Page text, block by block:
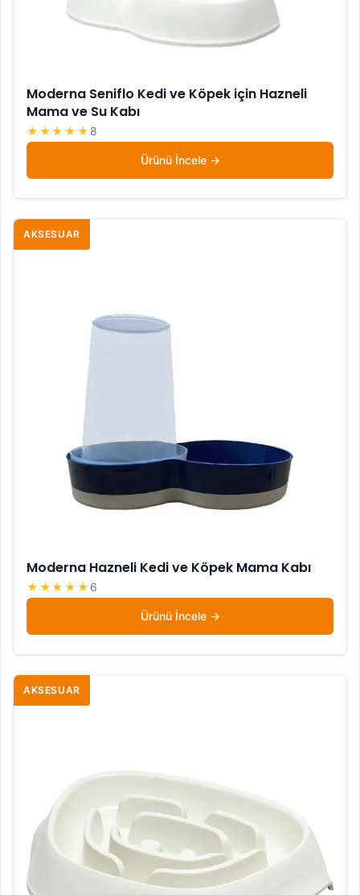
Moderna Seniflo Kedi ve Köpek için Hazneli
Mama ve Su Kabı
★★★★★ 8
Ürünü İncele
AKSESUAR
Moderna Hazneli Kedi ve Köpek Mama Kabı
★★★★★ 6
Ürünü İncele
AKSESUAR